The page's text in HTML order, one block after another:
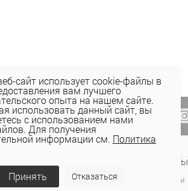
viber) или
Контакты
Магазины
сайт использует cookie-файлы в
вам лучшего
опыта на нашем сайте.
использовать данный сайт, вы
с использованием нами
Для получения
информации см. Политика
Принять Отказаться